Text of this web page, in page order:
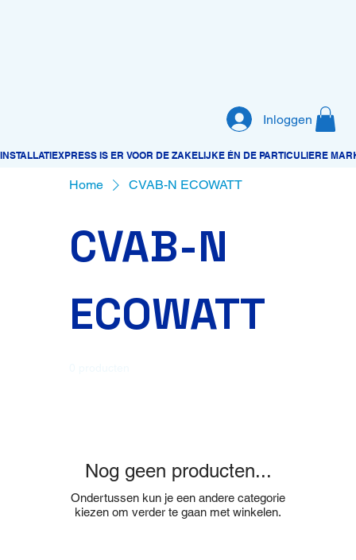
Inloggen
Home CVAB-N ECOWATT
CVAB-N
ECOWATT
Nog geen producten...
Ondertussen kun je een andere categorie
kiezen om verder te gaan met winkelen.